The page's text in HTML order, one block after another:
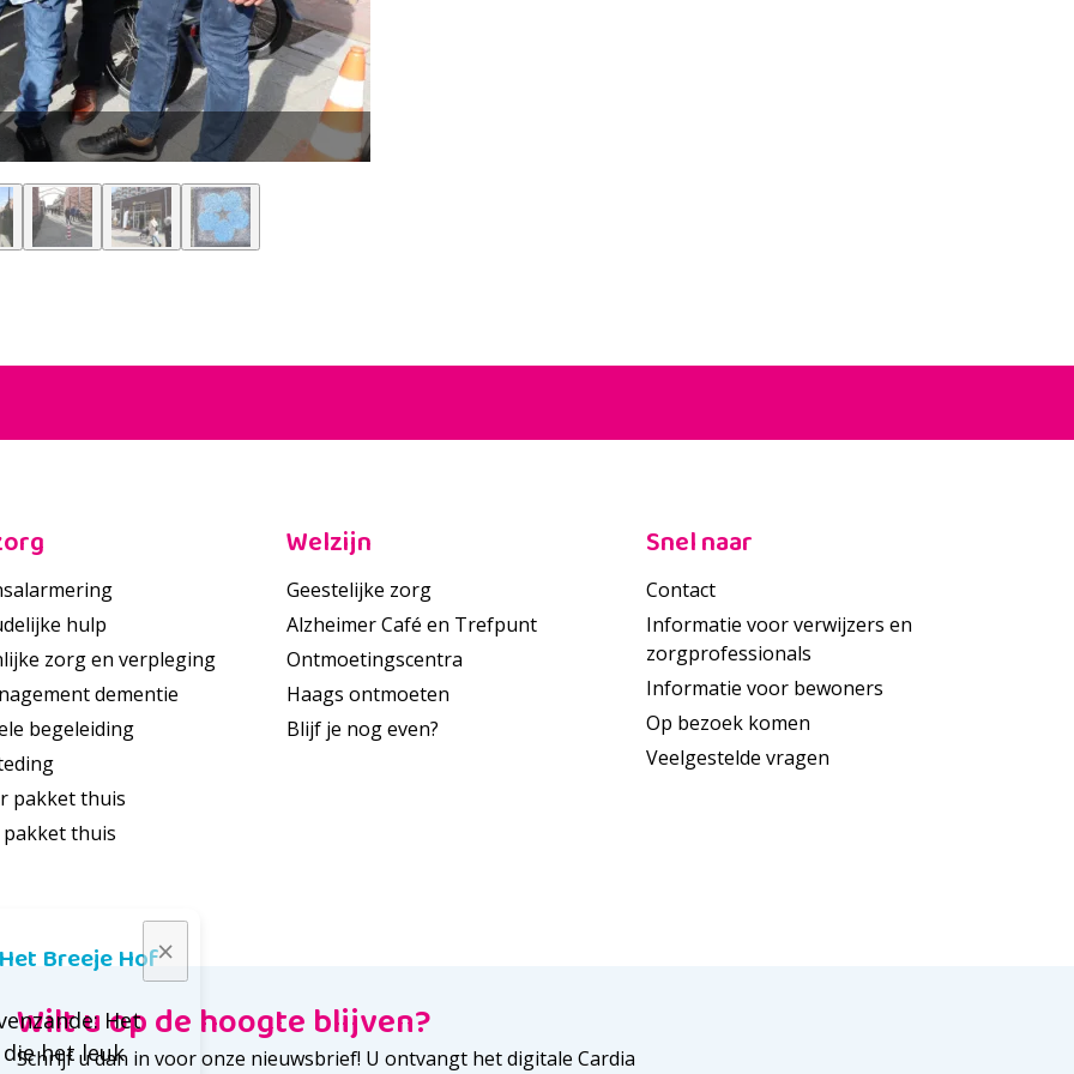
Breeje Hof
Het
het leuk
hulp
zorg en verpleging
dementie
begeleiding
pakket thuis
thuis
Welzijn
Geestelijke zorg
Alzheimer Café en Trefpunt
Ontmoetingscentra
Haags ontmoeten
Blijf je nog even?
Snel naar
Contact
Informatie voor verwijzers en
zorgprofessionals
Informatie voor bewoners
Op bezoek komen
Veelgestelde vragen
Wilt u op de hoogte blijven?
Schrijf u dan in voor onze nieuwsbrief! U ontvangt het digitale Cardia